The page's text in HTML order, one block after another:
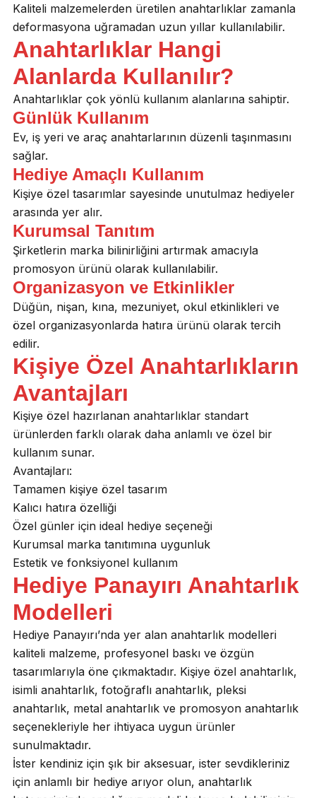
Kaliteli malzemelerden üretilen anahtarlıklar zamanla
deformasyona uğramadan uzun yıllar kullanılabilir.
Anahtarlıklar Hangi
Alanlarda Kullanılır?
Anahtarlıklar çok yönlü kullanım alanlarına sahiptir.
Günlük Kullanım
Ev, iş yeri ve araç anahtarlarının düzenli taşınmasını
sağlar.
Hediye Amaçlı Kullanım
Kişiye özel tasarımlar sayesinde unutulmaz hediyeler
arasında yer alır.
Kurumsal Tanıtım
Şirketlerin marka bilinirliğini artırmak amacıyla
promosyon ürünü olarak kullanılabilir.
Organizasyon ve Etkinlikler
Düğün, nişan, kına, mezuniyet, okul etkinlikleri ve
özel organizasyonlarda hatıra ürünü olarak tercih
edilir.
Kişiye Özel Anahtarlıkların
Avantajları
Kişiye özel hazırlanan anahtarlıklar standart
ürünlerden farklı olarak daha anlamlı ve özel bir
kullanım sunar.
Avantajları:
Tamamen kişiye özel tasarım
Kalıcı hatıra özelliği
Özel günler için ideal hediye seçeneği
Kurumsal marka tanıtımına uygunluk
Estetik ve fonksiyonel kullanım
Hediye Panayırı Anahtarlık
Modelleri
Hediye Panayırı’nda yer alan anahtarlık modelleri
kaliteli malzeme, profesyonel baskı ve özgün
tasarımlarıyla öne çıkmaktadır. Kişiye özel anahtarlık,
isimli anahtarlık, fotoğraflı anahtarlık, pleksi
anahtarlık, metal anahtarlık ve promosyon anahtarlık
seçenekleriyle her ihtiyaca uygun ürünler
sunulmaktadır.
İster kendiniz için şık bir aksesuar, ister sevdikleriniz
için anlamlı bir hediye arıyor olun, anahtarlık